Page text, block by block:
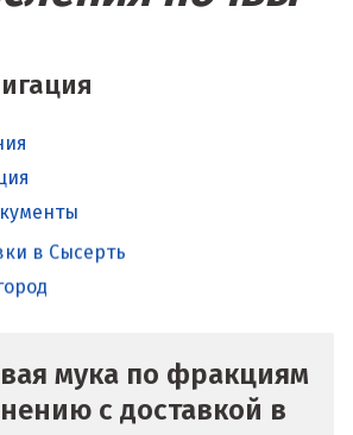
в Сысерть
мука по фракциям
с доставкой в